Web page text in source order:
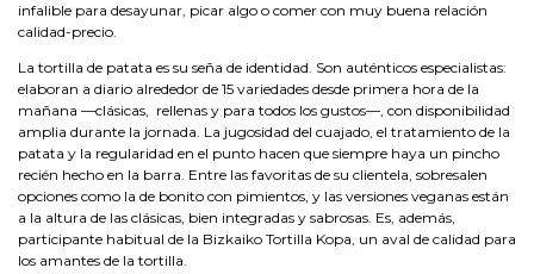
infalible para desayunar, picar algo o comer con muy buena relación
calidad-precio.
La tortilla de patata es su seña de identidad. Son auténticos especialistas:
elaboran a diario alrededor de 15 variedades desde primera hora de la
mañana —clásicas, rellenas y para todos los gustos—, con disponibilidad
amplia durante la jornada. La jugosidad del cuajado, el tratamiento de la
patata y la regularidad en el punto hacen que siempre haya un pincho
recién hecho en la barra. Entre las favoritas de su clientela, sobresalen
opciones como la de bonito con pimientos, y las versiones veganas están
a la altura de las clásicas, bien integradas y sabrosas. Es, además,
participante habitual de la Bizkaiko Tortilla Kopa, un aval de calidad para
los amantes de la tortilla.